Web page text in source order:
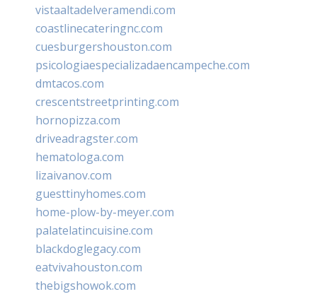
vistaaltadelveramendi.com
coastlinecateringnc.com
cuesburgershouston.com
psicologiaespecializadaencampeche.com
dmtacos.com
crescentstreetprinting.com
hornopizza.com
driveadragster.com
hematologa.com
lizaivanov.com
guesttinyhomes.com
home-plow-by-meyer.com
palatelatincuisine.com
blackdoglegacy.com
eatvivahouston.com
thebigshowok.com